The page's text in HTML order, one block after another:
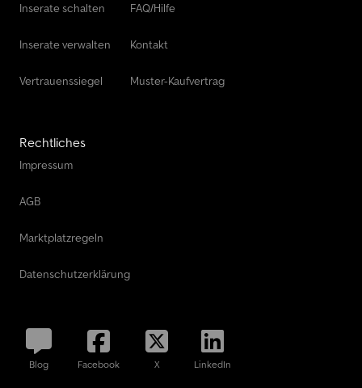
Inserate schalten
Inserate verwalten
Vertrauenssiegel
FAQ/Hilfe
Kontakt
Muster-Kaufvertrag
Rechtliches
Impressum
AGB
Marktplatzregeln
Datenschutzerklärung
Blog Facebook X LinkedIn